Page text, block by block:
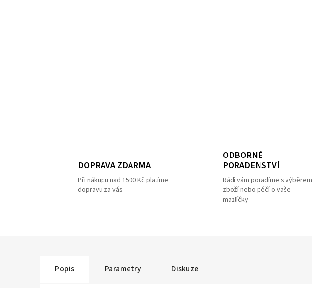
DOPRAVA ZDARMA
Při nákupu nad 1500 Kč platíme
dopravu za vás
ODBORNÉ
PORADENSTVÍ
Rádi vám poradíme s výběrem
zboží nebo péčí o vaše
mazlíčky
Popis Parametry Diskuze